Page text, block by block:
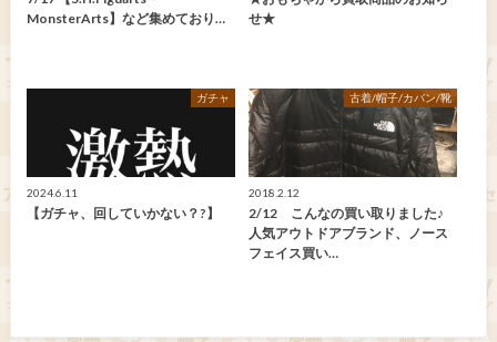
MonsterArts】など集めており…
せ★
ガチャ
2024.6.11
【ガチャ、回していかない？?】
古着/帽子/カバン/靴
2018.2.12
2/12 こんなの買い取りました♪
人気アウトドアブランド、ノース
フェイス買い…